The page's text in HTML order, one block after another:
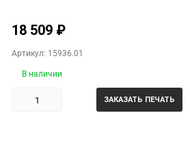
18 509 ₽
Артикул: 15936.01
В наличии
ЗАКАЗАТЬ ПЕЧАТЬ